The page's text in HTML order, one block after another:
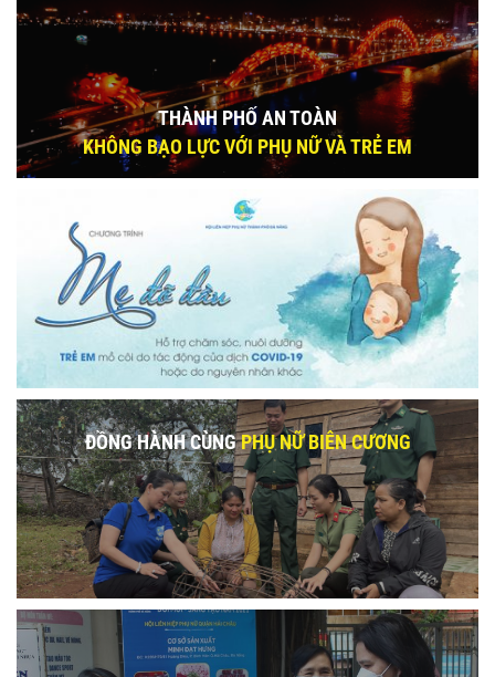
THÀNH PHỐ AN TOÀN
KHÔNG BẠO LỰC VỚI PHỤ NỮ VÀ TRẺ EM
ĐỒNG HÀNH CÙNGPHỤ NỮ BIÊN CƯƠNG